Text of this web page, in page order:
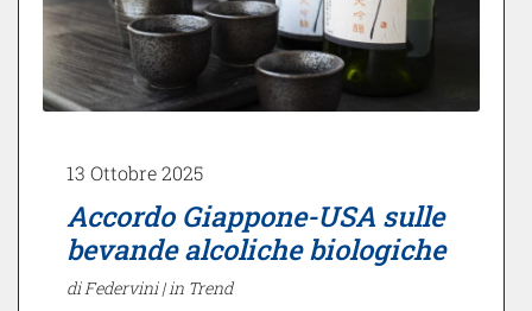
13 Ottobre 2025
Accordo Giappone-USA sulle
bevande alcoliche biologiche
di Federvini | in Trend